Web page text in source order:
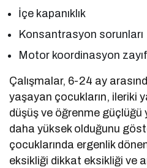
İçe kapanıklık
Konsantrasyon sorunları
Motor koordinasyon
Çalışmalar, 6-24 ay
yaşayan çocukların, ileriki
düşüş ve öğrenme güçlüğü
daha yüksek olduğunu
çocuklarında ergenlik
eksikliği dikkat eksikliği ve